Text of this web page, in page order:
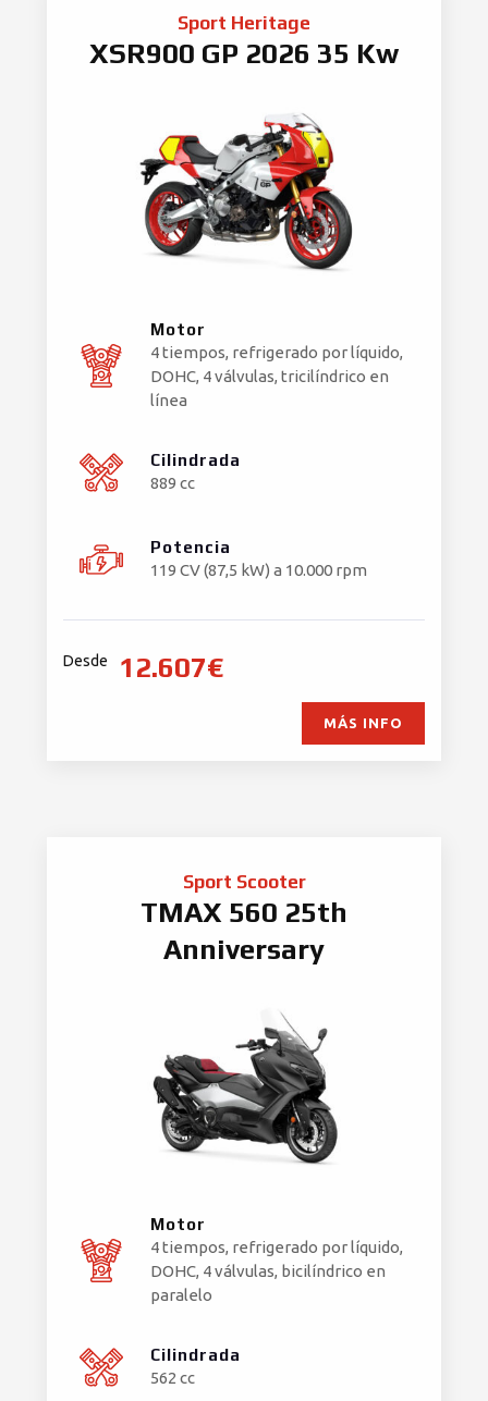
Sport Heritage
XSR900 GP 2026 35 Kw
Motor
4 tiempos, refrigerado por líquido,
DOHC, 4 válvulas, tricilíndrico en
línea
Cilindrada
889 cc
Potencia
119 CV (87,5 kW) a 10.000 rpm
Desde 12.607€
MÁS INFO
Sport Scooter
TMAX 560 25th
Anniversary
Motor
4 tiempos, refrigerado por líquido,
DOHC, 4 válvulas, bicilíndrico en
paralelo
Cilindrada
562 cc